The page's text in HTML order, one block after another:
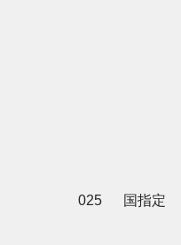
025 国指定